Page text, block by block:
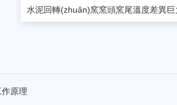
水泥回轉(zhuǎn)窯窯頭窯尾溫度差異巨
原理